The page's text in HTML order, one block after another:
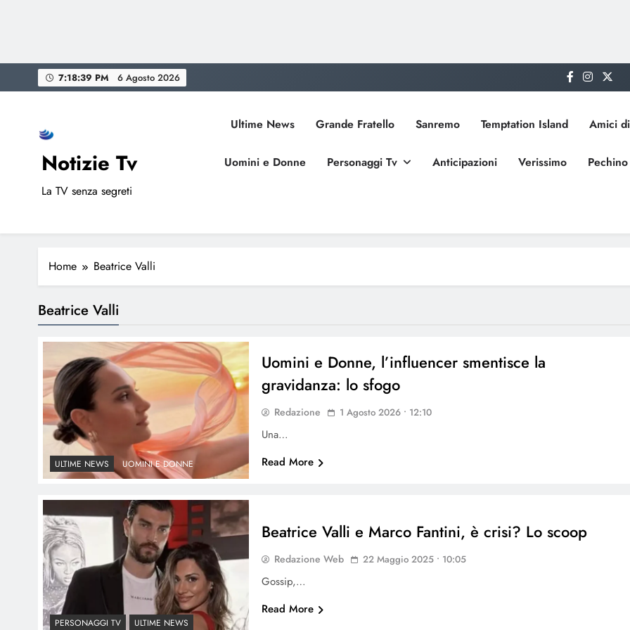
to
7:18:39 PM 6 Agosto 2026
Notizie Tv
La TV senza segreti
Ultime News Grande Fratello Sanremo Temptation Island Amici
Uomini e Donne Personaggi Tv Anticipazioni Verissimo
Home Beatrice Valli
Beatrice Valli
ULTIME NEWS UOMINI E DONNE
Uomini e Donne, l’influencer smentisce la
gravidanza: lo sfogo
Redazione 1 Agosto 2026 • 12:10
Una…
Read More
PERSONAGGI TV ULTIME NEWS
Beatrice Valli e Marco Fantini, è crisi? Lo scoop
Redazione Web 22 Maggio 2025 • 10:05
Gossip,…
Read More